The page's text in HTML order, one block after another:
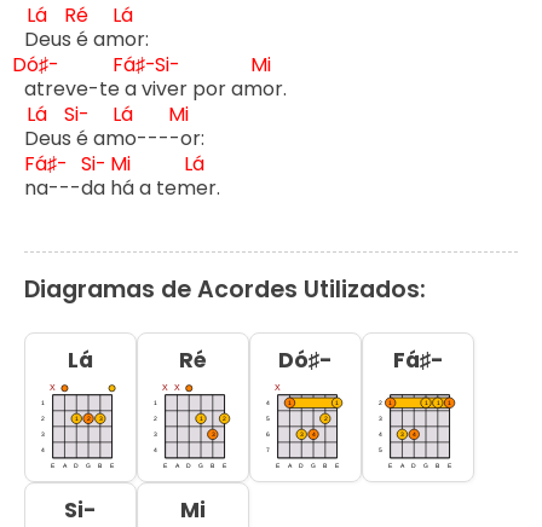
D
Lá
eus
Ré
é am
Lá
Dó♯-
atreve-te
Fá♯-
a viv
Si-
er por am
Mi
or.
D
Lá
eus
Si-
é am
Lá
o----
Mi
or:
n
Fá♯-
a---d
Si-
a h
Mi
á a tem
Lá
er.
Diagramas de Acordes Utilizados:
Lá Ré Dó♯- Fá♯-
Si- Mi